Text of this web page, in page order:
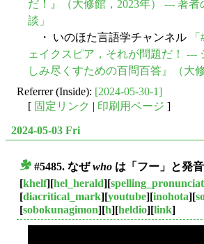
だ！』（大修館，2023年） --- 著
談」
・ いのほた言語学チャンネル
ェイクスピア，それが問題だ！ ---
しみ尽くすための百問百答』（大
Referrer (Inside): [2024-05-30-1]
[ 固定リンク 印刷用ページ ]
2024-05-03 Fri
#5485. なぜwho は「フー」と発
[khelf][hel_herald][
[diacritical_mark][youtube][inohota][
[sobokunagimon][h][heldio][link]